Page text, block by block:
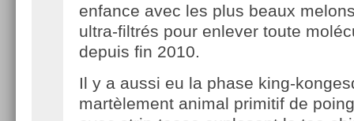
enfance avec les plus beaux
ultra-filtrés pour enlever toute
depuis fin 2010.
Il y a aussi eu la phase king-
martèlement animal primitif de